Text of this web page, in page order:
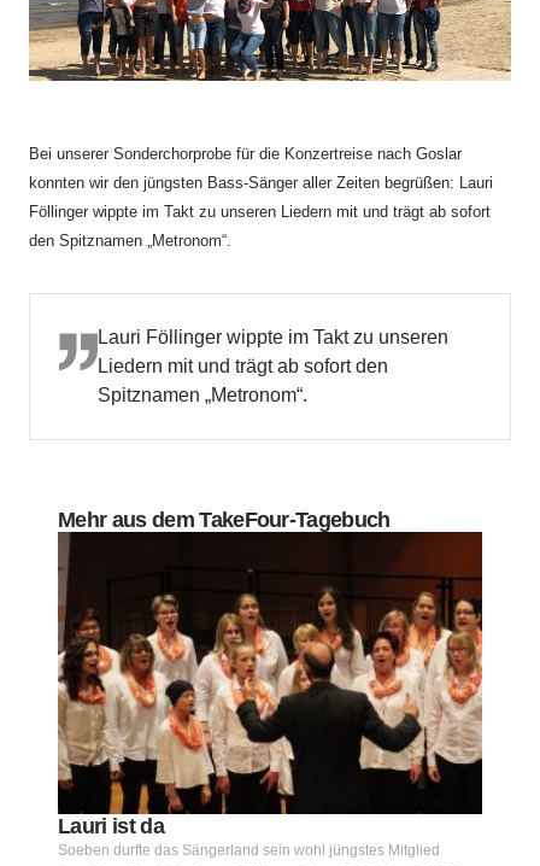
Bei unserer Sonderchorprobe für die Konzertreise nach Goslar
konnten wir den jüngsten Bass-Sänger aller Zeiten begrüßen: Lauri
Föllinger wippte im Takt zu unseren Liedern mit und trägt ab sofort
den Spitznamen „Metronom“.
Lauri Föllinger wippte im Takt zu unseren
Liedern mit und trägt ab sofort den
Spitznamen „Metronom“.
Mehr aus dem TakeFour-Tagebuch
Lauri ist da
Soeben durfte das Sängerland sein wohl jüngstes Mitglied